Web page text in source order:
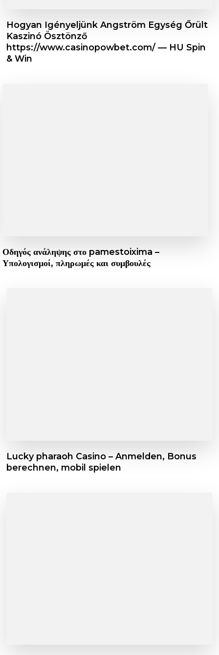
Hogyan Igényeljünk Angström Egység Őrült
Kaszinó Ösztönző
https://www.casinopowbet.com/ — HU Spin
& Win
Οδηγός ανάληψης στο pamestoixima –
Υπολογισμοί, πληρωμές και συμβουλές
Lucky pharaoh Casino – Anmelden, Bonus
berechnen, mobil spielen